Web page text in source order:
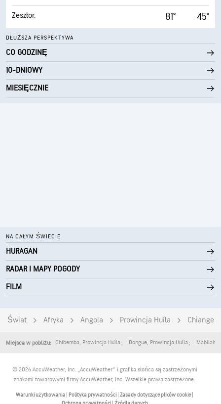
Zeszłor. 81° 45°
DŁUŻSZA PERSPEKTYWA
CO GODZINĘ
10-DNIOWY
MIESIĘCZNIE
NA CAŁYM ŚWIECIE
HURAGAN
RADAR I MAPY POGODY
FILM
Świat Afryka Angola Prowincja Huíla Chiange
Miejsca w pobliżu: Chibemba, Prowincja Huíla Dongue, Prowincja Huíla Mabilaito
© 2026 AccuWeather, Inc. „AccuWeather” i grafika słońca są zastrzeżonymi
znakami towarowymi firmy AccuWeather, Inc. Wszelkie prawa zastrzeżone.
Warunki użytkowania Polityka prywatności Zasady dotyczące plików cookie